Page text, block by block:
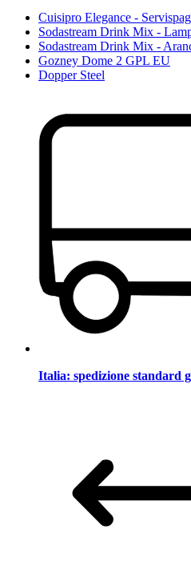
Cuisipro Elegance -
Sodastream Drink Mix -
Sodastream Drink Mix -
Gozney Dome 2 GPL EU
Dopper Steel
Italia: spedizione standard